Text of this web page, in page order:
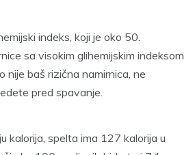
indeks, koji je oko 50.
sa visokim glihemijskim indeksom
nije baš rizična namirnica, ne
pred spavanje.
kalorija, spelta ima 127 kalorija u